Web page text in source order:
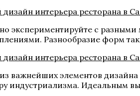
экспериментируйте с
Разнообразие форм
важнейших элементов
индустриализма. Идеальным